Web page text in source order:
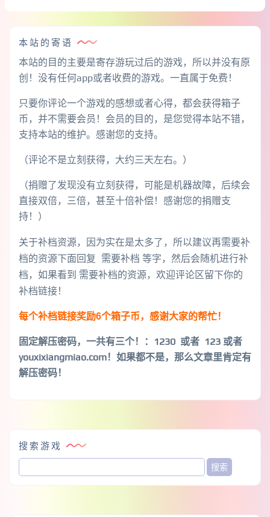
本站的寄语
本站的目的主要是寄存游玩过后的游戏，所以并没有原
创！没有任何app或者收费的游戏。一直属于免费！
只要你评论一个游戏的感想或者心得，都会获得箱子
币，并不需要会员！会员的目的，是您觉得本站不错，
支持本站的维护。感谢您的支持。
（评论不是立刻获得，大约三天左右。）
（捐赠了发现没有立刻获得，可能是机器故障，后续会
直接双倍，三倍，甚至十倍补偿！感谢您的捐赠支
持！）
关于补档资源，因为实在是太多了，所以建议再需要补
档的资源下面回复 需要补档 等字，然后会随机进行补
档，如果看到 需要补档的资源，欢迎评论区留下你的
补档链接！
每个补档链接奖励6个箱子币，感谢大家的帮忙！
固定解压密码，一共有三个！
：1230 或者 123 或者
youxixiangmiao.com！如果都不是，那么文章里肯定有
解压密码！
搜索游戏